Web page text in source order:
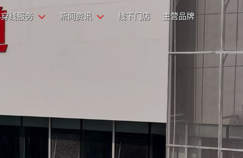
穿线服务 新闻资讯 线下门店 主营品牌